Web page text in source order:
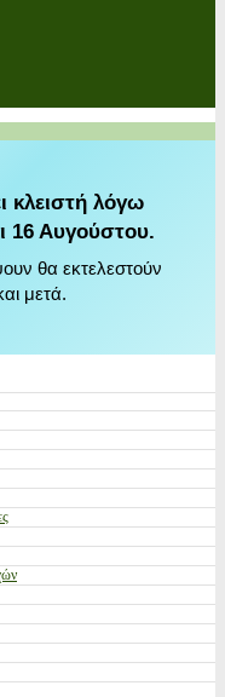
κλειστή λόγω
16 Αυγούστου.
θα εκτελεστούν
μετά.